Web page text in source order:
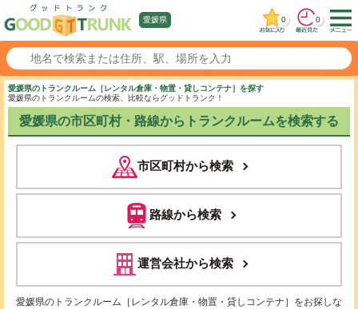
愛媛県 0 0
愛媛県のトランクルーム［レンタル倉庫・物置・貸しコンテナ］を探す
愛媛県のトランクルームの検索、比較ならグッドトランク！
愛媛県の市区町村・路線からトランクルームを検索する
市区町村から検索
路線から検索
運営会社から検索
愛媛県のトランクルーム［レンタル倉庫・物置・貸しコンテナ］をお探しな